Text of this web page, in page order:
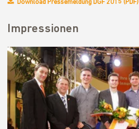
Download Pressemeldung DGF 2015 (PDF)
Impressionen